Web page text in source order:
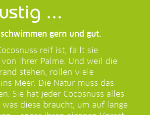
...
schwimmen gern und gut.
reif ist, fällt sie
ihrer Palme. Und weil die
stehen, rollen viele
Meer. Die Natur muss das
Sie hat jeder Cocosnuss alles
was diese braucht, um auf lange